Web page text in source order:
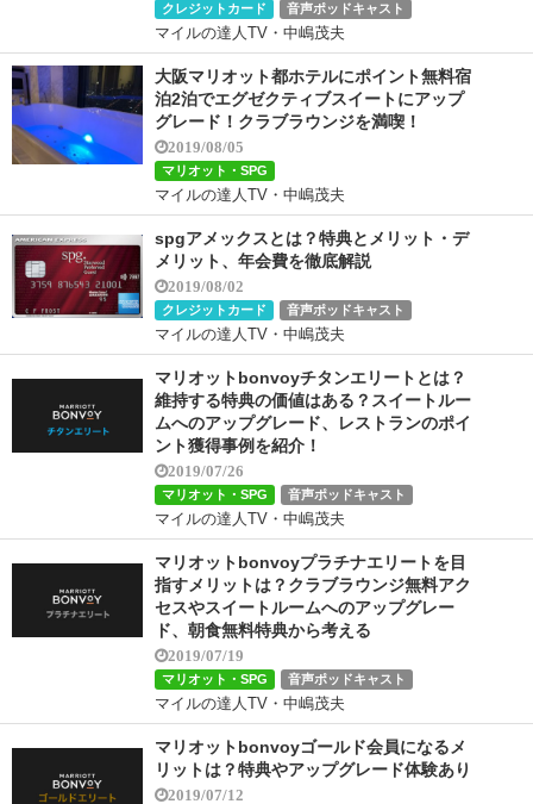
クレジットカード 音声ポッドキャスト
マイルの達人TV・中嶋茂夫
大阪マリオット都ホテルにポイント無料宿
泊2泊でエグゼクティブスイートにアップ
グレード！クラブラウンジを満喫！
2019/08/05
マリオット・SPG
マイルの達人TV・中嶋茂夫
spgアメックスとは？特典とメリット・デ
メリット、年会費を徹底解説
2019/08/02
クレジットカード 音声ポッドキャスト
マイルの達人TV・中嶋茂夫
マリオットbonvoyチタンエリートとは？
維持する特典の価値はある？スイートルー
ムへのアップグレード、レストランのポイ
ント獲得事例を紹介！
2019/07/26
マリオット・SPG 音声ポッドキャスト
マイルの達人TV・中嶋茂夫
マリオットbonvoyプラチナエリートを目
指すメリットは？クラブラウンジ無料アク
セスやスイートルームへのアップグレー
ド、朝食無料特典から考える
2019/07/19
マリオット・SPG 音声ポッドキャスト
マイルの達人TV・中嶋茂夫
マリオットbonvoyゴールド会員になるメ
リットは？特典やアップグレード体験あり
2019/07/12